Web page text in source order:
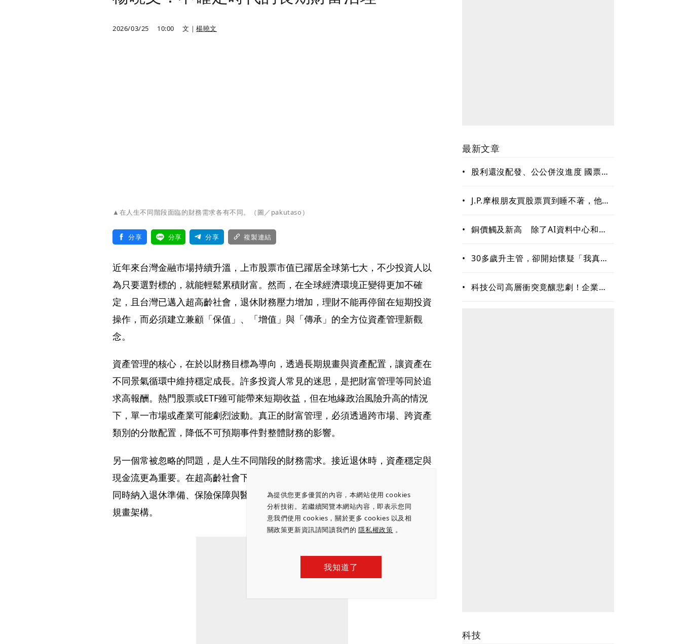
為提供您更多優質的內容，本網站使用 cookies
分析技術。若繼續閱覽本網站內容，即表示您同
意我們使用 cookies，關於更多 cookies 以及相
關政策更新資訊請閱讀我們的 隱私權政策 。
我知道了
2026/03/25 10:00 文｜楊曉文
▲在人生不同階段面臨的財務需求各有不同。（圖／pakutaso）
分享 分享 分享 複製連結
近年來台灣金融市場持續升溫，上市股票市值已躍居全球第七大，不少投資人以
為只要選對標的，就能輕鬆累積財富。然而，在全球經濟環境正變得更加不確
定，且台灣已邁入超高齡社會，退休財務壓力增加，理財不能再停留在短期投資
操作，而必須建立兼顧「保值」、「增值」與「傳承」的全方位資產管理新觀
念。
資產管理的核心，在於以財務目標為導向，透過長期規畫與資產配置，讓資產在
不同景氣循環中維持穩定成長。許多投資人常見的迷思，是把財富管理等同於追
求高報酬。熱門股票或ETF雖可能帶來短期收益，但在地緣政治風險升高的情況
下，單一市場或產業可能劇烈波動。真正的財富管理，必須透過跨市場、跨資產
類別的分散配置，降低不可預期事件對整體財務的影響。
另一個常被忽略的問題，是人生不同階段的財務需求。接近退休時，資產穩定與
現金流更為重要。在超高齡社會下，退休生活可能長達20、30年，財富管理應
同時納入退休準備、保險保障與醫療支出安排，建立能因應長壽風險的長期財務
規畫架構。
最新文章
•
股利還沒配發、公公併沒進度 國票金
•
J.P.摩根朋友買股票買到睡不著，他只
賺錢的關鍵能力
• 銅價觸及新高 除了AI資料中心和電
• 30多歲升主管，卻開始懷疑「我真的
• 科技公司高層衝突竟釀悲劇！企業內
科技